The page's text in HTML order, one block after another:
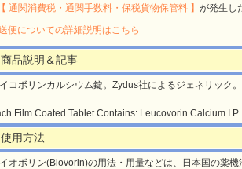
【 通関消費税・通関手数料・保税貨物保管料 】 が発生し
便についての詳細説明はこちら
商品説明＆記事
コボリンカルシウム錠。Zydus社によるジェネリック。
Film Coated Tablet Contains: Leucovorin Calcium
使用方法
オボリン(Biovorin)の用法・用量などは、日本国の薬機